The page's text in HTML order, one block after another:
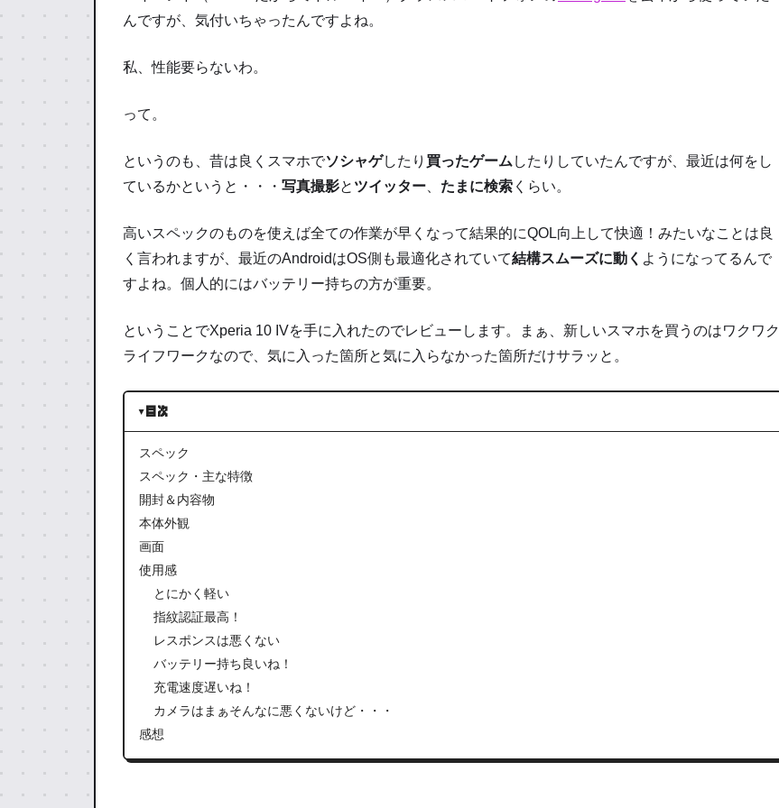
んですが、気付いちゃったんですよね。
私、性能要らないわ。
って。
というのも、昔は良くスマホでソシャゲしたり 買ったゲーム したりしていたんですが、最近は何をし
ているかというと・・・ 写真撮影と ツイッター たまに検索 くらい。
高いスペックのものを使えば全ての作業が早くなって結果的にQOL向上して快適！ みたいなことは良
く言われますが、最近のAndroidはOS側も最適化されていて結構スムーズに動く ようになってるんで
すよね。個人的にはバッテリー持ちの方が重要。
ということでXperia 10 IVを手に入れたのでレビューします。まぁ、新しいスマホを買うのはワクワク
ライフワークなので、気に入った箇所と気に入らなかった箇所だけサラッと。
目次
スペック
スペック・主な特徴
開封＆内容物
本体外観
画面
使用感
とにかく軽い
指紋認証最高！
レスポンスは悪くない
バッテリー持ち良いね！
充電速度遅いね！
カメラはまぁそんなに悪くないけど・・・
感想